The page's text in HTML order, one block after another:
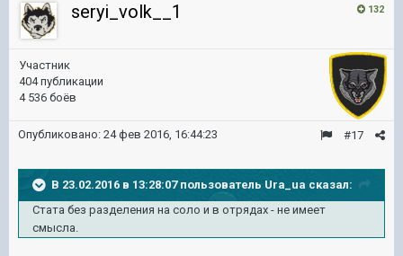
132
seryi_volk__1
Участник
404 публикации
4 536 боёв
#17
Опубликовано: 24 фев 2016, 16:44:23
В 23.02.2016 в 13:28:07 пользователь Ura_ua сказал:
Стата без разделения на соло и в отрядах - не имеет
смысла.